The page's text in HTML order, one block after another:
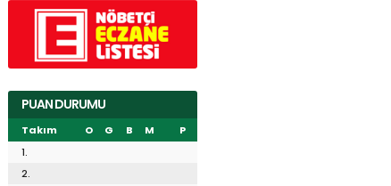
PUAN DURUMU
Takım O G B M
P
1.
2.